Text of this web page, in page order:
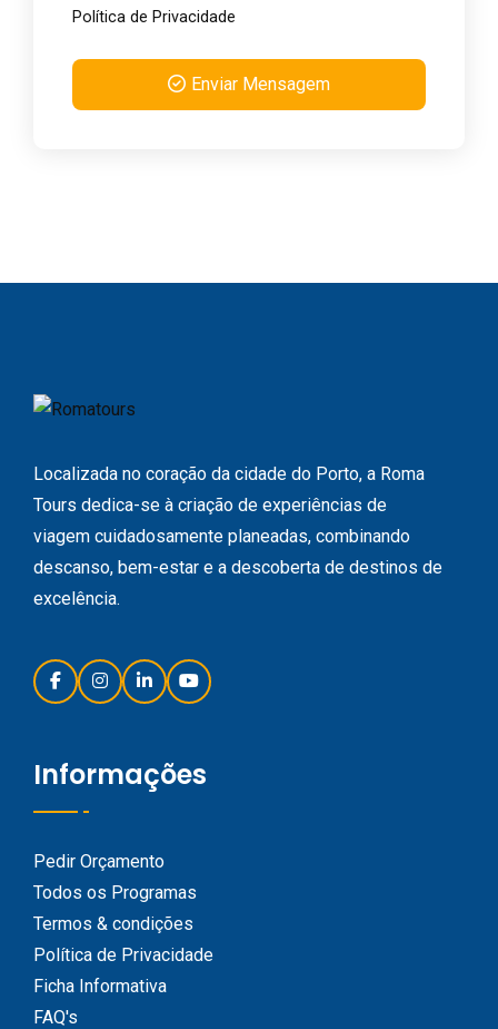
Política de Privacidade
Enviar Mensagem
Localizada no coração da cidade do Porto, a Roma
Tours dedica-se à criação de experiências de
viagem cuidadosamente planeadas, combinando
descanso, bem-estar e a descoberta de destinos de
excelência.
Informações
Pedir Orçamento
Todos os Programas
Termos & condições
Política de Privacidade
Ficha Informativa
FAQ's